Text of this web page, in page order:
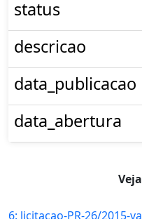
status
descricao
data_publicacao
data_abertura